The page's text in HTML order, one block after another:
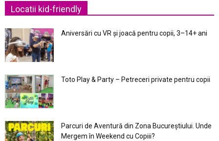
Locatii kid-friendly
Aniversări cu VR și joacă pentru copii, 3–14+ ani
Toto Play & Party – Petreceri private pentru copii
Parcuri de Aventură din Zona Bucureştiului. Unde
Mergem în Weekend cu Copiii?